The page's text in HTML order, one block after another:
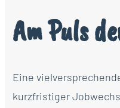
Am Puls
Eine
kurzfristiger